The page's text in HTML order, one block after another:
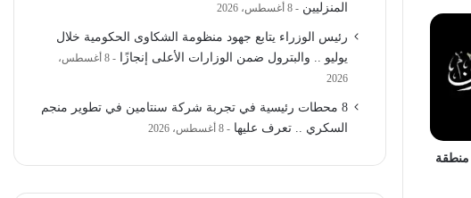
منطقة
المنزليين
8 أغسطس، 2026
رئيس الوزراء يتابع جهود منظومة الشكاوى الحكومية خلال
يوليو .. والبترول ضمن الوزارات الأعلى إنجازًا
8 أغسطس،
2026
8 محطات رئيسية في تجربة شركة سنتامين في تطوير منجم
السكري .. تعرف عليها
8 أغسطس، 2026